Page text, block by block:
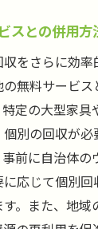
スとの併用方
をさらに効率
無料サービ
定の大型家具
別の回収が必
前に自治体
応じて個別
。また、地域